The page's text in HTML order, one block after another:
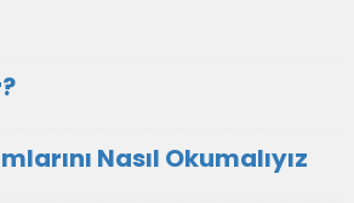
Nasıl Okumalıyız